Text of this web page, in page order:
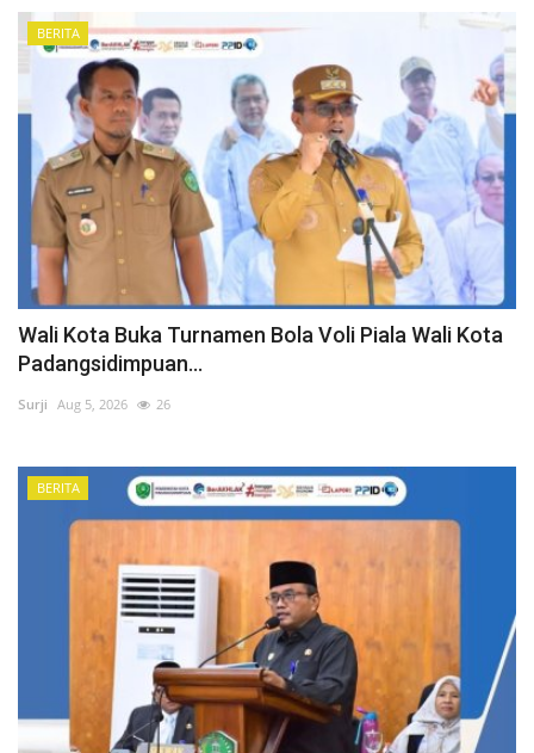
BERITA
Wali Kota Buka Turnamen Bola Voli Piala Wali Kota
Padangsidimpuan...
Surji Aug 5, 2026 26
BERITA